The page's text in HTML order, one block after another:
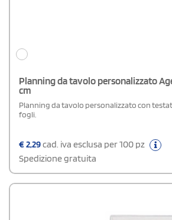
Planning da tavolo personalizzato
cm
Planning da tavolo personalizzato con
fogli.
€2,29cad. iva esclusa per 100 pz
Spedizione gratuita